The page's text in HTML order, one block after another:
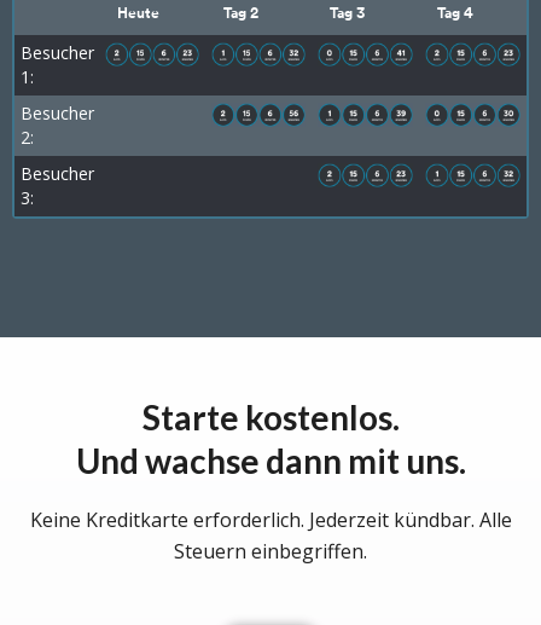
Heute Tag 2 Tag 3 Tag 4
Besucher
1:
Besucher
2:
Besucher
3:
Starte kostenlos.
Und wachse dann mit uns.
Keine Kreditkarte erforderlich. Jederzeit kündbar. Alle
Steuern einbegriffen.